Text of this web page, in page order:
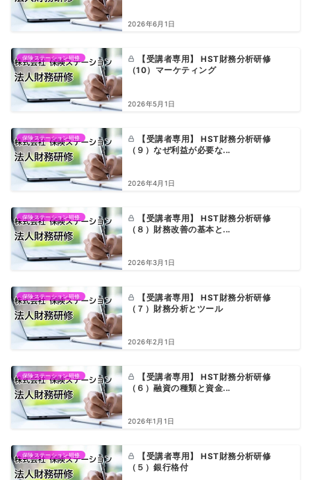
2026年6月1日
保険ステーション研修
【受講者専用】 HST財務分析研修
（10）マーケティング
2026年5月1日
保険ステーション研修
【受講者専用】 HST財務分析研修
（９）なぜ利益が必要な...
2026年4月1日
保険ステーション研修
【受講者専用】 HST財務分析研修
（８）財務改善の基本と...
2026年3月1日
保険ステーション研修
【受講者専用】 HST財務分析研修
（７）財務分析とツール
2026年2月1日
保険ステーション研修
【受講者専用】 HST財務分析研修
（６）融資の種類と資金...
2026年1月1日
保険ステーション研修
【受講者専用】 HST財務分析研修
（５）銀行格付